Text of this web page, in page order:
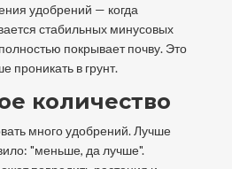
удобрений — когда
стабильных минусовых
покрывает почву. Это
проникать в грунт.
количество
много удобрений. Лучше
"меньше, да лучше".